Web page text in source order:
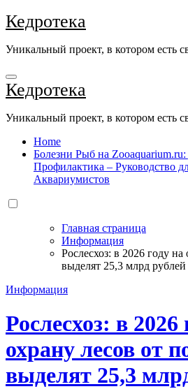
Перейти
к
Кедротека
Уникальный проект, в котором есть
Кедротека
Уникальный проект, в котором есть
Home
Болезни Рыб на
Профилактика – Руководство
Аквариумистов
Главная страница
Информация
Рослесхоз: в 2026 году
выделят 25,3 млрд рублей
Информация
Рослесхоз: в 2026
охрану лесов от
выделят 25,3